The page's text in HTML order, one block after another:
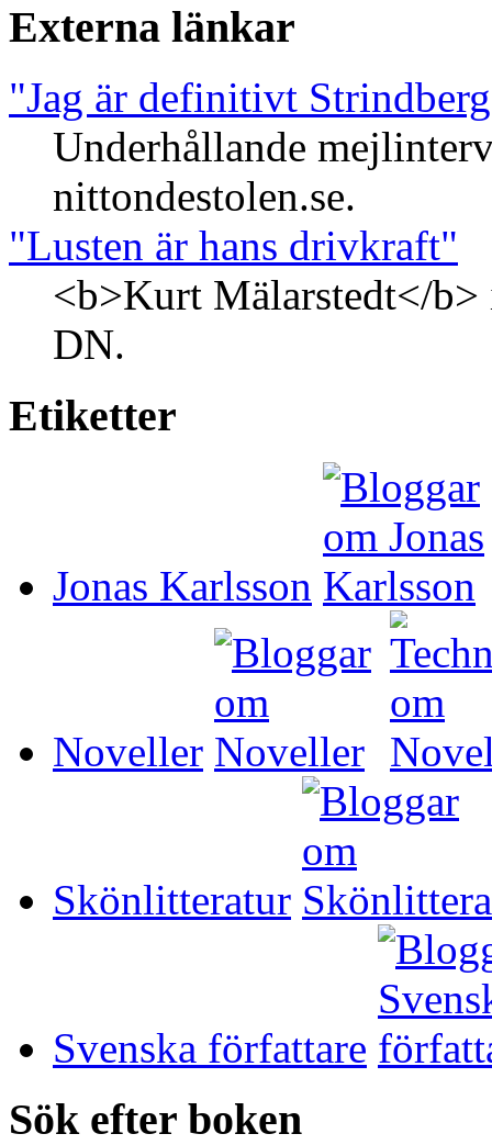
Externa länkar
"Jag är definitivt
Underhållande
nittondestolen.se.
"Lusten är hans drivkraft"
<b>Kurt Mälarstedt</
DN.
Etiketter
Jonas Karlsson
Noveller
Skönlitteratur
Svenska författare
Sök efter boken